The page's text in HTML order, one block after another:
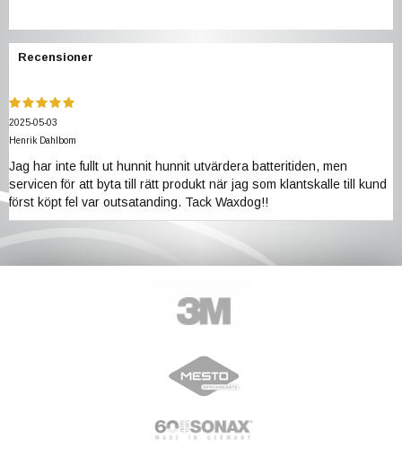
Recensioner
2025-05-03
Henrik Dahlbom
Jag har inte fullt ut hunnit hunnit utvärdera batteritiden, men
servicen för att byta till rätt produkt när jag som klantskalle till kund
först köpt fel var outsatanding. Tack Waxdog!!